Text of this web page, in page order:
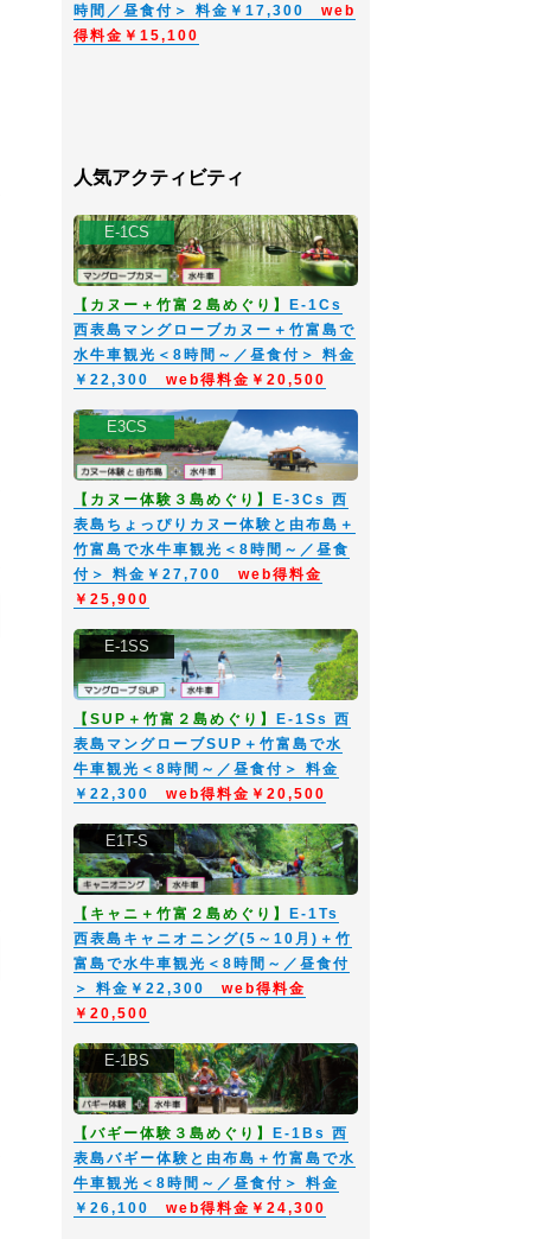
時間／昼食付＞ 料金￥17,300 web
得料金￥15,100
人気アクティビティ
E-1CS
【カヌー＋竹富２島めぐり】
E-1Cs
西表島マングローブカヌー＋竹富島で
水牛車観光＜8時間～／昼食付＞ 料金
￥22,300 web得料金￥20,500
E3CS
【カヌー体験３島めぐり】
E-3Cs 西
表島ちょっぴりカヌー体験と由布島＋
竹富島で水牛車観光＜8時間～／昼食
付＞ 料金￥27,700 web得料金
￥25,900
E-1SS
【SUP＋竹富２島めぐり】
E-1Ss 西
表島マングローブSUP＋竹富島で水
牛車観光＜8時間～／昼食付＞ 料金
￥22,300 web得料金￥20,500
E1T-S
【キャニ＋竹富２島めぐり】
E-1Ts
西表島キャニオニング(5～10月)＋竹
富島で水牛車観光＜8時間～／昼食付
＞ 料金￥22,300 web得料金
￥20,500
E-1BS
【バギー体験３島めぐり】
E-1Bs 西
表島バギー体験と由布島＋竹富島で水
牛車観光＜8時間～／昼食付＞ 料金
￥26,100 web得料金￥24,300